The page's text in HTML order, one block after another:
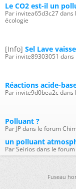
Le CO2 est-il un
Par invitea65d3c27
écologie
[Info] Sel Lave
Par invite89303051
Réactions acide-
Par invite9d0bea2c
Polluant ?
Par JP dans le forum
un polluant
Par Seirios dans le
Fuseau